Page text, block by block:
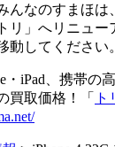
んなのすまほは
リ」へリニュー
動してください。
・iPad、携帯の
買取価格！「